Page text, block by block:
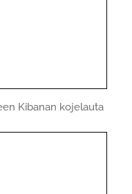
Kibanan kojelauta